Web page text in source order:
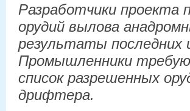
Разработчики проекта
орудий вылова
результаты последних
Промышленники
список разрешенных
дрифтера.